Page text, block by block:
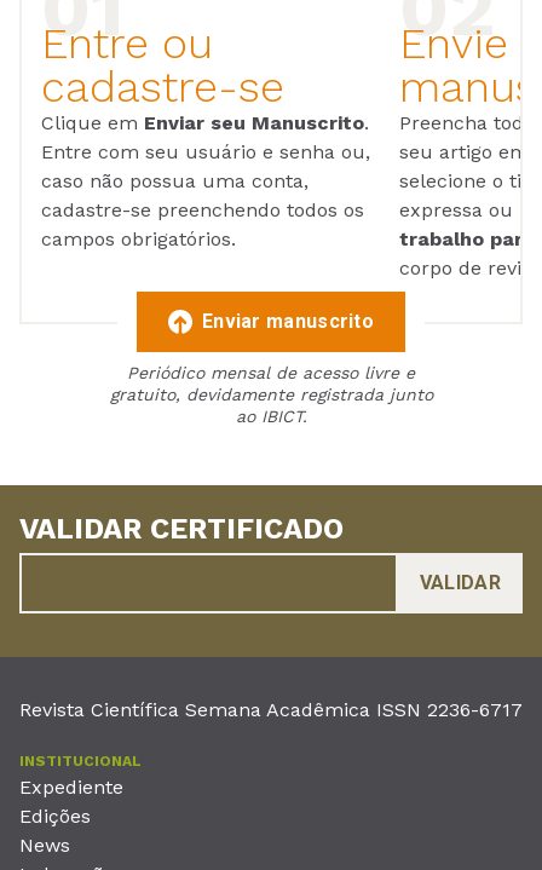
Entre ou
cadastre-se
Clique em Enviar seu Manuscrito.
Entre com seu usuário e senha ou,
caso não possua uma conta,
cadastre-se preenchendo todos os
campos obrigatórios.
Envie
Preencha
seu artigo em
selecione o
expressa ou
trabalho para
corpo de
Enviar manuscrito
Periódico mensal de acesso livre e
gratuito, devidamente registrada junto
ao IBICT.
VALIDAR CERTIFICADO
Revista Científica Semana Acadêmica ISSN 2236-6717
INSTITUCIONAL
Expediente
Edições
News